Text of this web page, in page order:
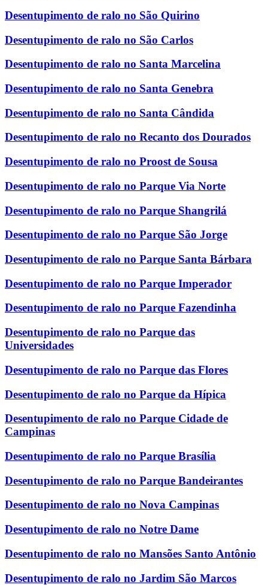
Desentupimento de ralo no São Quirino
Desentupimento de ralo no São Carlos
Desentupimento de ralo no Santa Marcelina
Desentupimento de ralo no Santa Genebra
Desentupimento de ralo no Santa Cândida
Desentupimento de ralo no Recanto dos Dourados
Desentupimento de ralo no Proost de Sousa
Desentupimento de ralo no Parque Via Norte
Desentupimento de ralo no Parque Shangrilá
Desentupimento de ralo no Parque São Jorge
Desentupimento de ralo no Parque Santa Bárbara
Desentupimento de ralo no Parque Imperador
Desentupimento de ralo no Parque Fazendinha
Desentupimento de ralo no Parque das
Universidades
Desentupimento de ralo no Parque das Flores
Desentupimento de ralo no Parque da Hípica
Desentupimento de ralo no Parque Cidade de
Campinas
Desentupimento de ralo no Parque Brasília
Desentupimento de ralo no Parque Bandeirantes
Desentupimento de ralo no Nova Campinas
Desentupimento de ralo no Notre Dame
Desentupimento de ralo no Mansões Santo Antônio
Desentupimento de ralo no Jardim São Marcos